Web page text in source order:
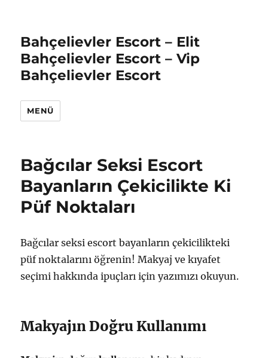
Bahçelievler Escort – Elit
Bahçelievler Escort – Vip
Bahçelievler Escort
MENÜ
Bağcılar Seksi Escort
Bayanların Çekicilikte Ki
Püf Noktaları
Bağcılar seksi escort bayanların çekicilikteki
püf noktalarını öğrenin! Makyaj ve kıyafet
seçimi hakkında ipuçları için yazımızı okuyun.
Makyajın Doğru Kullanımı